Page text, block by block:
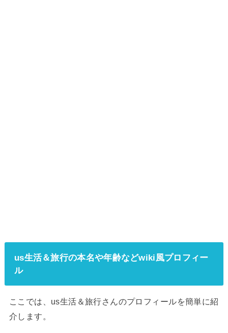
us生活＆旅行の本名や年齢などwiki風プロフィー
ル
ここでは、us生活＆旅行さんのプロフィールを簡単に紹
介します。